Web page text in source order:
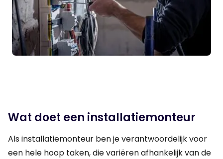
Wat doet een installatiemonteur
Als installatiemonteur ben je verantwoordelijk voor
een hele hoop taken, die variëren afhankelijk van de